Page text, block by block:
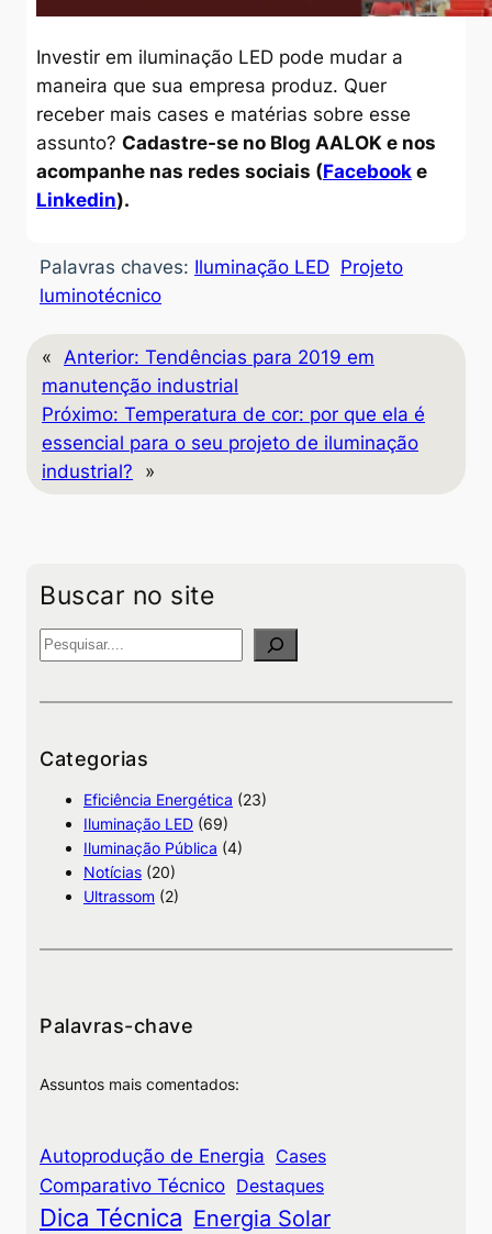
Investir em iluminação LED pode mudar a
maneira que sua empresa produz. Quer
receber mais cases e matérias sobre esse
assunto? Cadastre-se no Blog AALOK e nos
acompanhe nas redes sociais (Facebooke
Linkedin).
Palavras chaves: Iluminação LED Projeto
luminotécnico
« Anterior: Tendências para 2019 em
manutenção industrial
Próximo: Temperatura de cor: por que ela é
essencial para o seu projeto de iluminação
industrial?
»
Buscar no site
P
s
u
Categorias
Eficiência Energética (23)
Iluminação LED (69)
Iluminação Pública (4)
Notícias (20)
Ultrassom (2)
Palavras-chave
Assuntos mais comentados:
Autoprodução de Energia Cases
Comparativo Técnico Destaques
Dica Técnica Energia Solar